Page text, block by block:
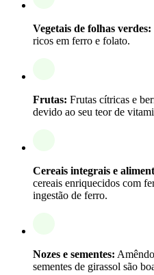
Vegetais de folhas verdes:
ricos em ferro e folato.
Frutas: Frutas cítricas e
devido ao seu teor de
Cereais integrais e
cereais enriquecidos com
ingestão de ferro.
Nozes e sementes:
sementes de girassol são